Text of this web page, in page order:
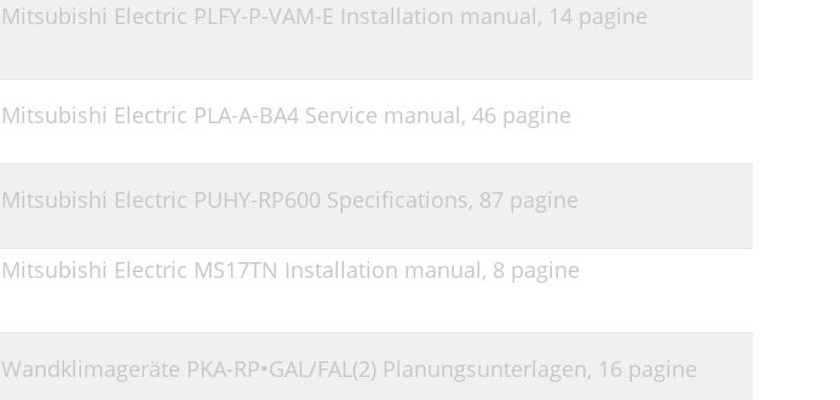
Mitsubishi Electric PLFY-P-VAM-E Installation manual, 14 pagine
Mitsubishi Electric PLA-A-BA4 Service manual, 46 pagine
Mitsubishi Electric PUHY-RP600 Specifications, 87 pagine
Mitsubishi Electric MS17TN Installation manual, 8 pagine
Wandklimageräte PKA-RP•GAL/FAL(2) Planungsunterlagen, 16 pagine